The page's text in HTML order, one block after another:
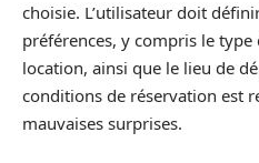
choisie. L’utilisateur doit
préférences, y compris le
location, ainsi que le lieu de
conditions de réservation est
mauvaises surprises.